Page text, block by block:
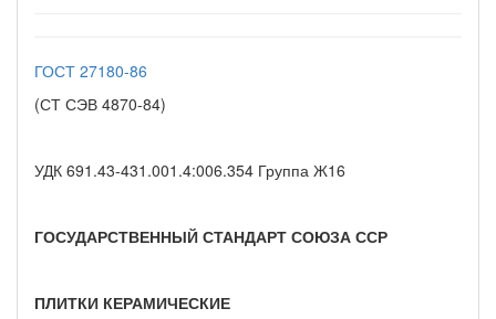
ГОСТ 27180-86
(СТ СЭВ 4870-84)
УДК 691.43-431.001.4:006.354 Группа Ж16
ГОСУДАРСТВЕННЫЙ СТАНДАРТ СОЮЗА ССР
ПЛИТКИ КЕРАМИЧЕСКИЕ